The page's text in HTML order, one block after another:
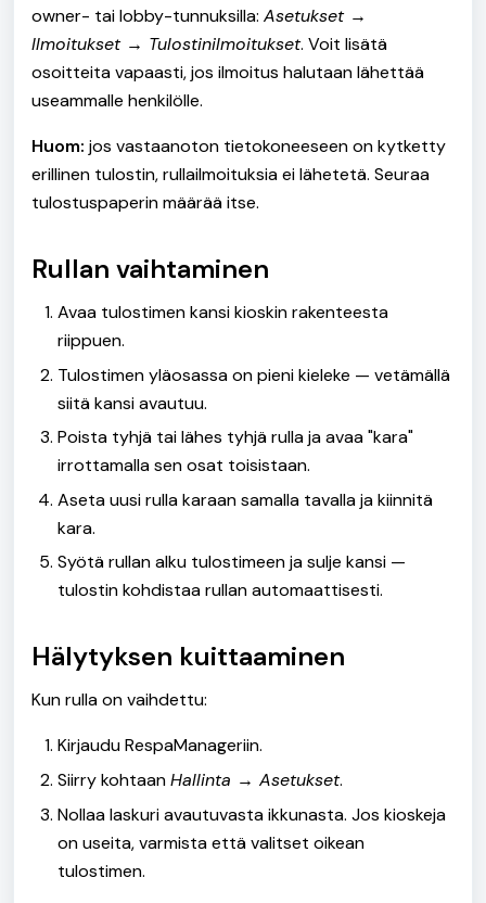
owner- tai lobby-tunnuksilla: Asetukset →
Ilmoitukset → Tulostinilmoitukset. Voit lisätä
osoitteita vapaasti, jos ilmoitus halutaan lähettää
useammalle henkilölle.
Huom: jos vastaanoton tietokoneeseen on kytketty
erillinen tulostin, rullailmoituksia ei lähetetä. Seuraa
tulostuspaperin määrää itse.
Rullan vaihtaminen
Avaa tulostimen kansi kioskin rakenteesta
riippuen.
Tulostimen yläosassa on pieni kieleke — vetämällä
siitä kansi avautuu.
Poista tyhjä tai lähes tyhjä rulla ja avaa "kara"
irrottamalla sen osat toisistaan.
Aseta uusi rulla karaan samalla tavalla ja kiinnitä
kara.
Syötä rullan alku tulostimeen ja sulje kansi —
tulostin kohdistaa rullan automaattisesti.
Hälytyksen kuittaaminen
Kun rulla on vaihdettu:
Kirjaudu RespaManageriin.
Siirry kohtaanHallinta → Asetukset.
Nollaa laskuri avautuvasta ikkunasta. Jos kioskeja
on useita, varmista että valitset oikean
tulostimen.